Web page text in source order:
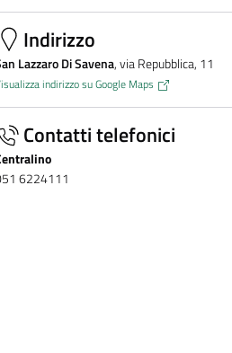
Indirizzo
Lazzaro Di Savena, via Repubblica, 11
indirizzo su Google Maps
Contatti telefonici
6224111